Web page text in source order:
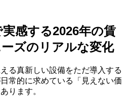
感する2026年の賃
ズのリアルな変化
る真新しい設備をただ導入する
常的に求めている「見えない価
ります。